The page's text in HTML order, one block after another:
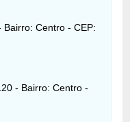
Centro - CEP:
- Bairro: Centro -